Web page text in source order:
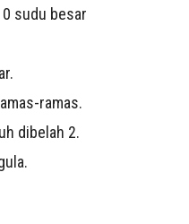
sudu besar
ramas.
dibelah 2.